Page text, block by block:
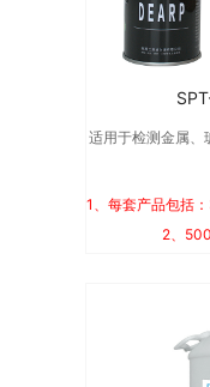
适用于检测金属、
1、每套产品包括
2、